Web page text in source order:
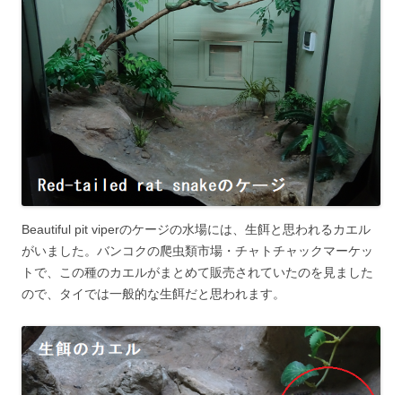
Beautiful pit viperのケージの水場には、生餌と思われるカエル
がいました。バンコクの爬虫類市場・チャトチャックマーケッ
トで、この種のカエルがまとめて販売されていたのを見ました
ので、タイでは一般的な生餌だと思われます。